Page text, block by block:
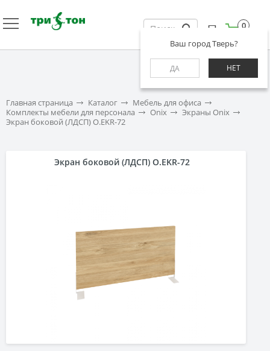
Ваш город Тверь?
ДА НЕТ
0
Главная страница Каталог
Мебель для офиса
Комплекты мебели для персонала
Onix
Экраны Onix
Экран боковой (ЛДСП) O.EKR-72
Экран боковой (ЛДСП) O.EKR-72